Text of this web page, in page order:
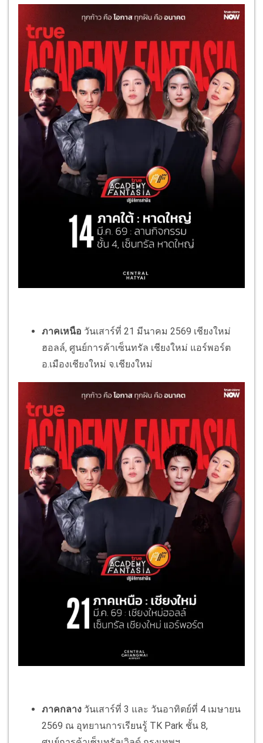
ภาคเหนือ วันเสาร์ที่ 21 มีนาคม 2569 เชียงใหม่
ฮอลล์, ศูนย์การค้าเซ็นทรัล เชียงใหม่ แอร์พอร์ต
อ.เมืองเชียงใหม่ จ.เชียงใหม่
ภาคกลาง วันเสาร์ที่ 3 และ วันอาทิตย์ที่ 4 เมษายน
2569 ณ อุทยานการเรียนรู้ TK Park ชั้น 8,